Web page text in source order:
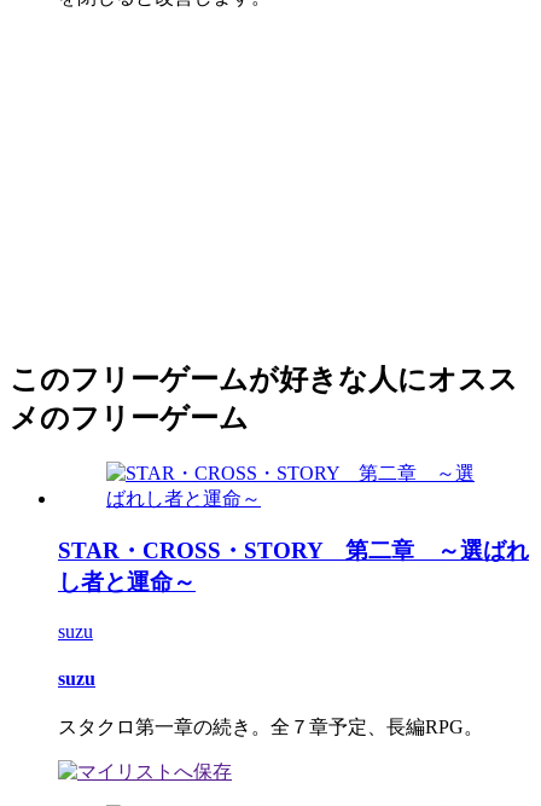
このフリーゲームが好きな人にオスス
メのフリーゲーム
STAR・CROSS・STORY 第二章 ～選ばれ
し者と運命～
suzu
suzu
スタクロ第一章の続き。全７章予定、長編RPG。